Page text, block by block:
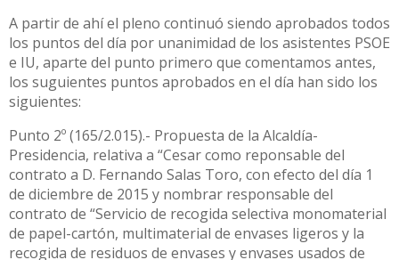
A partir de ahí el pleno continuó siendo aprobados todos
los puntos del día por unanimidad de los asistentes PSOE
e IU, aparte del punto primero que comentamos antes,
los suguientes puntos aprobados en el día han sido los
siguientes:
Punto 2º (165/2.015).- Propuesta de la Alcaldía-
Presidencia, relativa a “Cesar como reponsable del
contrato a D. Fernando Salas Toro, con efecto del día 1
de diciembre de 2015 y nombrar responsable del
contrato de “Servicio de recogida selectiva monomaterial
de papel-cartón, multimaterial de envases ligeros y la
recogida de residuos de envases y envases usados de